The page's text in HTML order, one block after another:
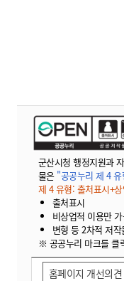
군산시청 행정지원과
물은 "공공누리 제 4
제 4 유형: 출처표시+
출처표시
비상업적 이용만
변형 등 2차적 저
※ 공공누리 마크를 클
홈페이지 개선의견